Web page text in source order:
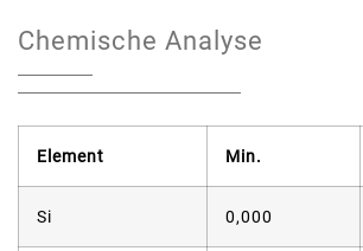
Chemische Analyse
Element Min.
Si 0,000